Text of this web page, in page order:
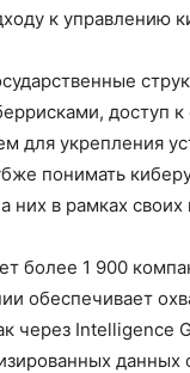
к управлению
доступ
для укрепления
понимать
них в рамках
более 1 900
обеспечивает
через Intelligence
данных